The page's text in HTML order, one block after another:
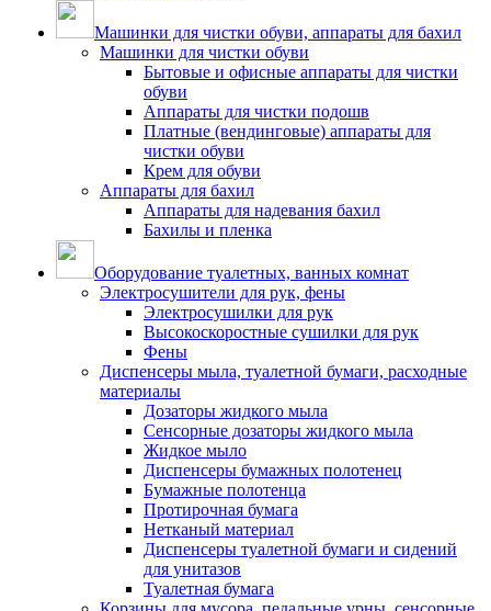
Машинки для чистки обуви, аппараты для бахил
Машинки для чистки обуви
Бытовые и офисные аппараты для чистки
обуви
Аппараты для чистки подошв
Платные (вендинговые) аппараты для
чистки обуви
Крем для обуви
Аппараты для бахил
Аппараты для надевания бахил
Бахилы и пленка
Оборудование туалетных, ванных комнат
Электросушители для рук, фены
Электросушилки для рук
Высокоскоростные сушилки для рук
Фены
Диспенсеры мыла, туалетной бумаги, расходные
материалы
Дозаторы жидкого мыла
Сенсорные дозаторы жидкого мыла
Жидкое мыло
Диспенсеры бумажных полотенец
Бумажные полотенца
Протирочная бумага
Нетканый материал
Диспенсеры туалетной бумаги и сидений
для унитазов
Туалетная бумага